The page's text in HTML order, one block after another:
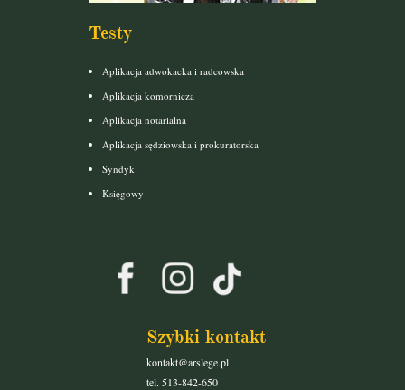
Testy
Aplikacja adwokacka i radcowska
Aplikacja komornicza
Aplikacja notarialna
Aplikacja sędziowska i prokuratorska
Syndyk
Księgowy
Szybki kontakt
kontakt@arslege.pl
tel. 513-842-650